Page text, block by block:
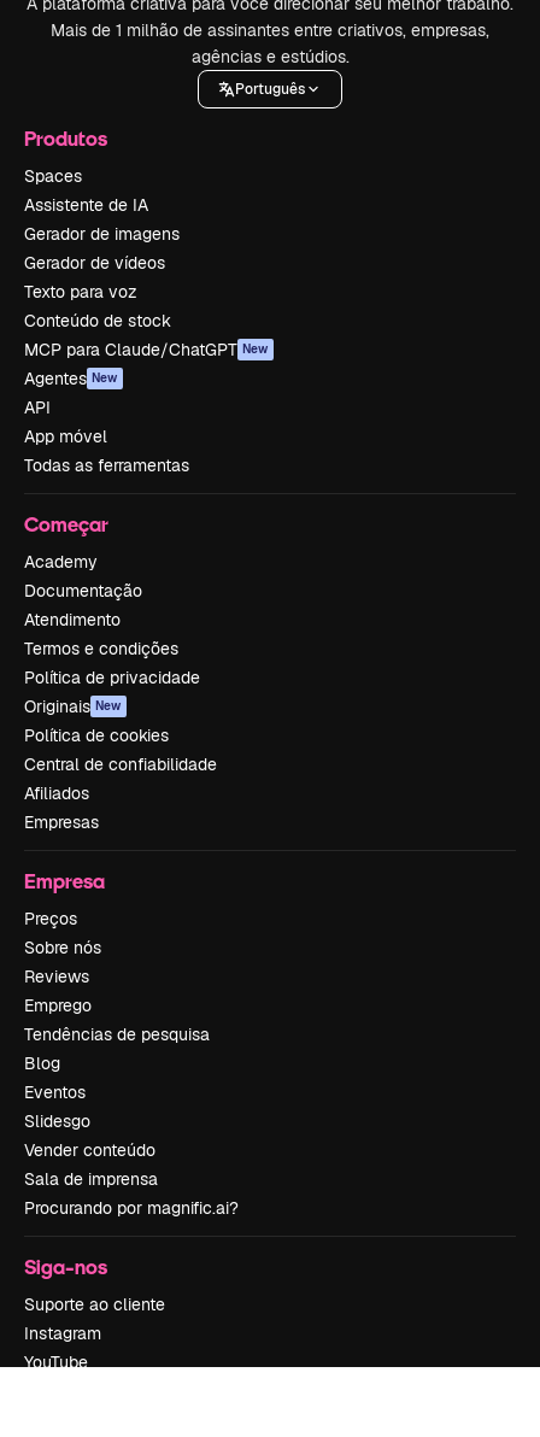
Mais de 1 milhão de assinantes entre criativos, empresas,
agências e estúdios.
Português
Produtos
Spaces
Assistente de IA
Gerador de imagens
Gerador de vídeos
Texto para voz
Conteúdo de stock
MCP para Claude/ChatGPT New
Agentes New
API
App móvel
Todas as ferramentas
Começar
Academy
Documentação
Atendimento
Termos e condições
Política de privacidade
Originais New
Política de cookies
Central de confiabilidade
Afiliados
Empresas
Empresa
Preços
Sobre nós
Reviews
Emprego
Tendências de pesquisa
Blog
Eventos
Slidesgo
Vender conteúdo
Sala de imprensa
Procurando por magnific.ai?
Siga-nos
Suporte ao cliente
Instagram
YouTube